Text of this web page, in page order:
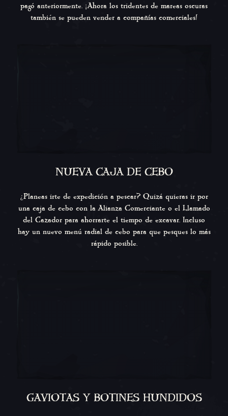
pagó anteriormente. ¡Ahora los tridentes de mareas oscuras
también se pueden vender a compañías comerciales!
NUEVA CAJA DE CEBO
¿Planeas irte de expedición a pescar? Quizá quieras ir por
una caja de cebo con la Alianza Comerciante o el Llamado
del Cazador para ahorrarte el tiempo de excavar. Incluso
hay un nuevo menú radial de cebo para que pesques lo más
rápido posible.
GAVIOTAS Y BOTINES HUNDIDOS